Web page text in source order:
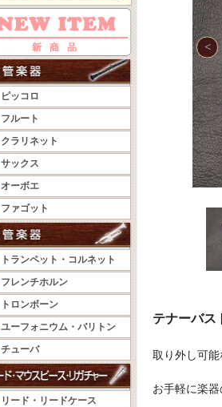
ピッコロ
フルート
クラリネット
サックス
オーボエ
ファゴット
トランペット・コルネット
フレンチホルン
トロンボーン
ユーフォニウム・バリトン
チューバ
リード・リードケース
テナーバス
取り外し可能
お手軽に楽